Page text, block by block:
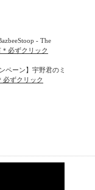
- The
＊必ずクリック
ペーン】宇野君のミ
必ずクリック